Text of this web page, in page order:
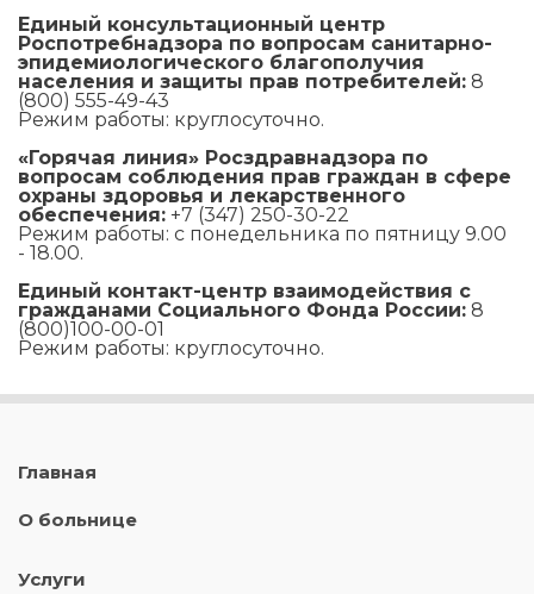
Единый консультационный центр
Роспотребнадзора по вопросам санитарно-
эпидемиологического благополучия
населения и защиты прав потребителей: 8
(800) 555-49-43
Режим работы: круглосуточно.
«Горячая линия» Росздравнадзора по
вопросам соблюдения прав граждан в сфере
охраны здоровья и лекарственного
обеспечения: +7 (347) 250-30-22
Режим работы: с понедельника по пятницу 9.00
- 18.00.
Единый контакт-центр взаимодействия с
гражданами Социального Фонда России: 8
(800)100-00-01
Режим работы: круглосуточно.
Главная
О больнице
Услуги